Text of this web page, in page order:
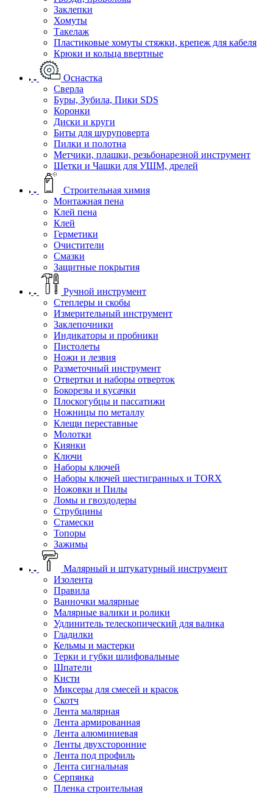
Заклепки
Хомуты
Такелаж
Пластиковые хомуты стяжки, крепеж для кабеля
Крюки и кольца ввертные
Оснастка
Сверла
Буры, Зубила, Пики SDS
Коронки
Диски и круги
Биты для шуруповерта
Пилки и полотна
Метчики, плашки, резьбонарезной инструмент
Щетки и Чашки для УШМ, дрелей
Строительная химия
Монтажная пена
Клей пена
Клей
Герметики
Очистители
Смазки
Защитные покрытия
Ручной инструмент
Степлеры и скобы
Измерительный инструмент
Заклепочники
Индикаторы и пробники
Пистолеты
Ножи и лезвия
Разметочный инструмент
Отвертки и наборы отверток
Бокорезы и кусачки
Плоскогубцы и пассатижи
Ножницы по металлу
Клещи переставные
Молотки
Киянки
Ключи
Наборы ключей
Наборы ключей шестигранных и TORX
Ножовки и Пилы
Ломы и гвоздодеры
Струбцины
Стамески
Топоры
Зажимы
Малярный и штукатурный инструмент
Изолента
Правила
Ванночки малярные
Малярные валики и ролики
Удлинитель телескопический для валика
Гладилки
Кельмы и мастерки
Терки и губки шлифовальные
Шпатели
Кисти
Миксеры для смесей и красок
Скотч
Лента малярная
Лента армированная
Лента алюминиевая
Ленты двухсторонние
Лента под профиль
Лента сигнальная
Серпянка
Пленка строительная